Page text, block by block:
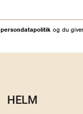
persondatapolitik og du
HELM